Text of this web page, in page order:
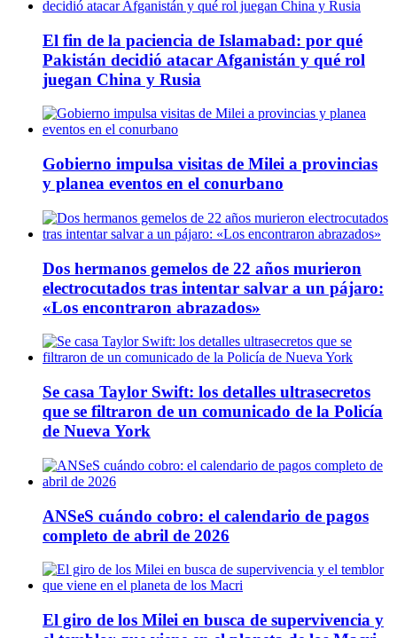
El fin de la paciencia de Islamabad: por qué
Pakistán decidió atacar Afganistán y qué rol
juegan China y Rusia
Gobierno impulsa visitas de Milei a provincias
y planea eventos en el conurbano
Dos hermanos gemelos de 22 años murieron
electrocutados tras intentar salvar a un pájaro:
«Los encontraron abrazados»
Se casa Taylor Swift: los detalles ultrasecretos
que se filtraron de un comunicado de la Policía
de Nueva York
ANSeS cuándo cobro: el calendario de pagos
completo de abril de 2026
El giro de los Milei en busca de supervivencia y